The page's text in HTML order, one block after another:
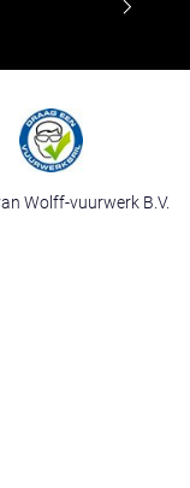
Wolff-vuurwerk B.V.